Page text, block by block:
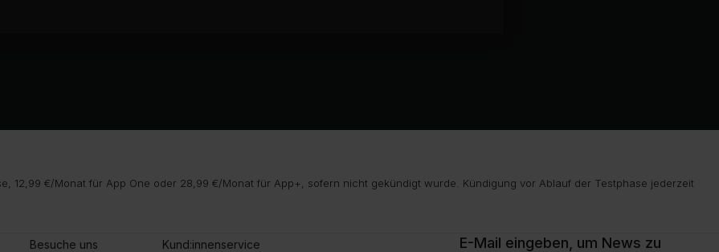
12,99 €/Monat für App One oder 28,99 €/Monat für App+, sofern nicht gekündigt wurde. Kündigung vor Ablauf der Testphase jederzeit
Besuche uns Kund:innenservice
E-Mail eingeben, um News zu